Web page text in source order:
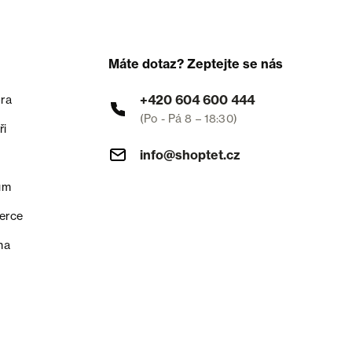
Máte dotaz? Zeptejte se nás
+420 604 600 444
(Po - Pá 8 – 18:30)
info@shoptet.cz